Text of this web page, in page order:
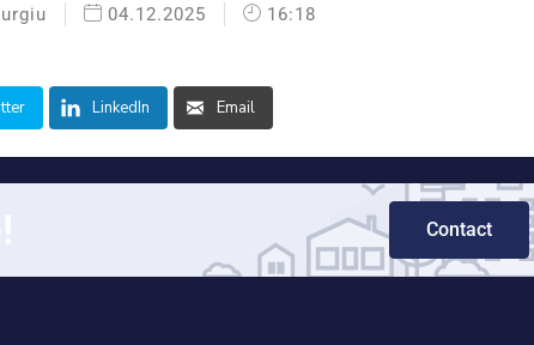
04.12.2025 16:18
LinkedIn Email
Contact